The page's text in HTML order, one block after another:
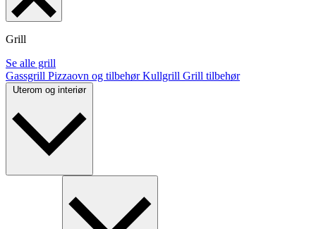
Grill
Se alle grill
Gassgrill Pizzaovn og tilbehørKullgrill Grill tilbehør
Uterom og interiør